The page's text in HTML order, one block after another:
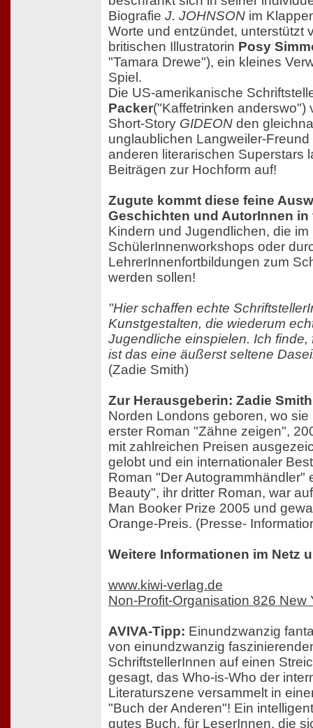
Biografie J. JOHNSON im
Worte und entzündet, unterstützt
britischen Illustratorin Posy
"Tamara Drewe"), ein kleines
Spiel.
Die US-amerikanische
Packer("Kaffetrinken anderswo")
Short-Story GIDEON den
unglaublichen Langweiler-
anderen literarischen Superstars
Beiträgen zur Hochform auf!
Zugute kommt diese feine
Geschichten und AutorInnen
Kindern und Jugendlichen, die
SchülerInnenworkshops oder
LehrerInnenfortbildungen zum
werden sollen!
"Hier schaffen echte
Kunstgestalten, die wiederum
Jugendliche einspielen. Ich
ist das eine äußerst seltene
(Zadie Smith)
Zur Herausgeberin: Zadie Smith
Norden Londons geboren, wo
erster Roman "Zähne zeigen",
mit zahlreichen Preisen
gelobt und ein internationaler
Roman "Der Autogrammhändler"
Beauty", ihr dritter Roman, war
Man Booker Prize 2005 und
Orange-Preis. (Presse-
Weitere Informationen im Netz
www.kiwi-verlag.de
Non-Profit-Organisation 826 New
AVIVA-Tipp: Einundzwanzig
von einundzwanzig
SchriftstellerInnen auf einen
gesagt, das Who-is-Who der
Literaturszene versammelt in
"Buch der Anderen"! Ein
gutes Buch, für LeserInnen, die